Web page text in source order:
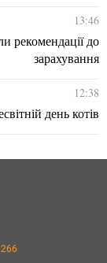
13:46
рекомендації до
зарахування
12:38
день котів